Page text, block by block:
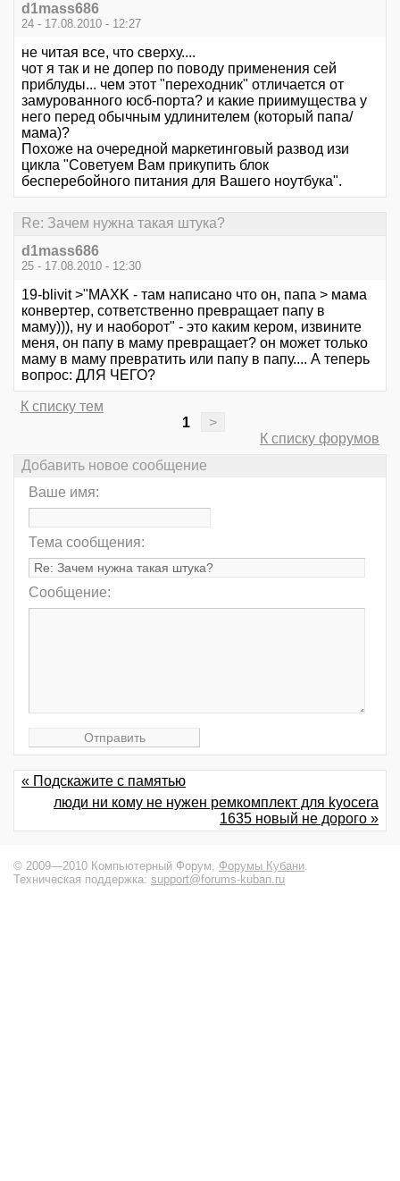
d1mass686
24 - 17.08.2010 - 12:27
не читая все, что сверху....
чот я так и не допер по поводу применения сей
приблуды... чем этот "переходник" отличается от
замурованного юсб-порта? и какие приимущества у
него перед обычным удлинителем (который папа/
мама)?
Похоже на очередной маркетинговый развод изи
цикла "Советуем Вам прикупить блок
бесперебойного питания для Вашего ноутбука".
Re: Зачем нужна такая штука?
d1mass686
25 - 17.08.2010 - 12:30
19-blivit >"MAXK - там написано что он, папа > мама
конвертер, сответственно превращает папу в
маму))), ну и наоборот" - это каким кером, извините
меня, он папу в маму превращает? он может только
маму в маму превратить или папу в папу.... А теперь
вопрос: ДЛЯ ЧЕГО?
К списку тем
1
>
К списку форумов
Добавить новое сообщение
Ваше имя:
Тема сообщения:
Сообщение:
« Подскажите с памятью
люди ни кому не нужен ремкомплект для kyocera
1635 новый не дорого »
© 2009—2010 Компьютерный Форум, Форумы Кубани
Техническая поддержка: support@forums-kuban.ru